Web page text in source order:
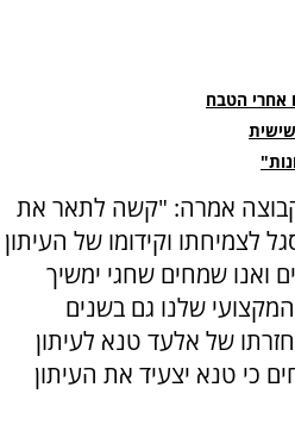
אחרי הטבח
אמרה: "קשה לתאר את
לצמיחתו וקידומו של העיתון
ואנו שמחים שחגי ימשיך
שלנו גם בשנים
של אלעד טנא לעיתון
כי טנא יצעיד את העיתון